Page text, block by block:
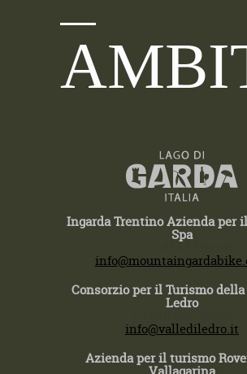
Ingarda Trentino Azienda per
Spa
Consorzio per il Turismo
Ledro
info@vallediledro.it
Azienda per il turismo